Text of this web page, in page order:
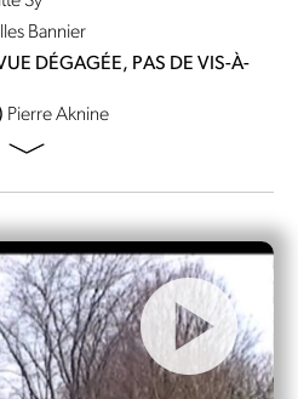
Bannier
DÉGAGÉE, PAS DE VIS-À-
Pierre Aknine